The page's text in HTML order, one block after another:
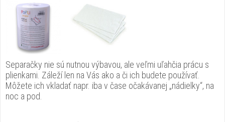
Separačky nie sú nutnou výbavou, ale veľmi uľahčia prácu s
plienkami. Záleží len na Vás ako a či ich budete používať.
Môžete ich vkladať napr. iba v čase očakávanej „nádielky“, na
noc a pod.